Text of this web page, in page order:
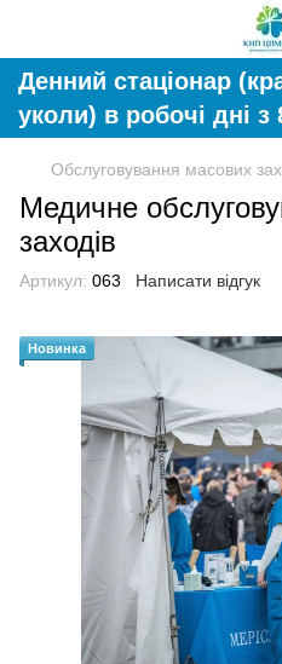
Денний стаціонар
уколи) в робочі дні з
Обслуговування масових
Медичне
заходів
Артикул: 063 Написати відгук
Новинка